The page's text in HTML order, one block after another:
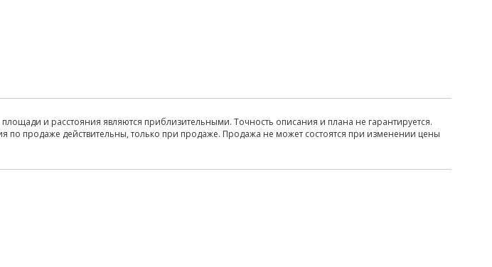
и расстояния являются приблизительными. Точность описания и плана не гарантируется.
по продаже действительны, только при продаже. Продажа не может состоятся при изменении цены